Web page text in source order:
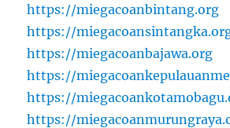
https://miegacoanbintang.org
https://
https://miegacoanbajawa.org
https://
https://
https://